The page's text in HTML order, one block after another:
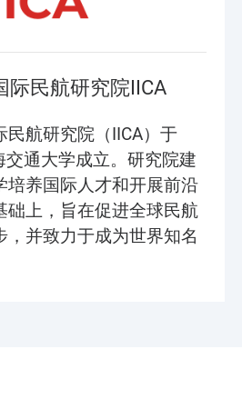
际民航研究院IICA
民航研究院（IICA）于
通大学成立。研究院建
培养国际人才和开展前沿
础上，旨在促进全球民航
，并致力于成为世界知名